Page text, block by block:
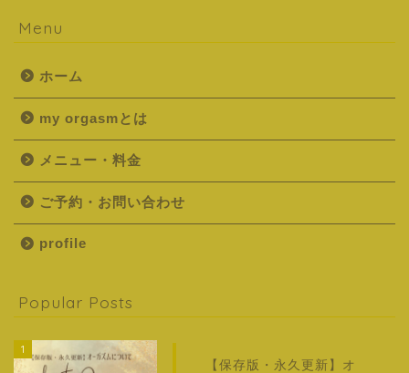
Menu
ホーム
my orgasmとは
メニュー・料金
ご予約・お問い合わせ
profile
Popular Posts
1
【保存版・永久更新】オ